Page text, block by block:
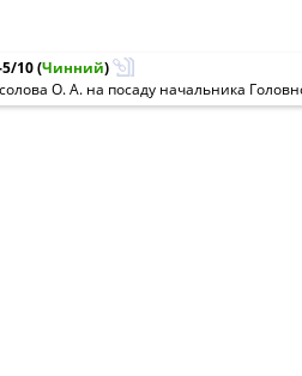
10(Чинний)
О. А. на посаду начальника